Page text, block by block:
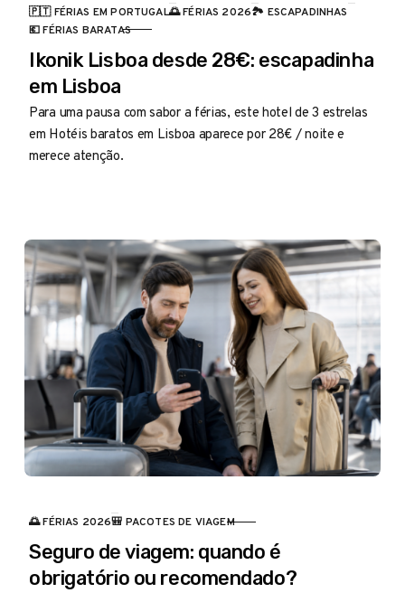
CATEGORIA
🇵🇹 FÉRIAS EM PORTUGAL🌅 FÉRIAS 2026🏞️ ESCAPADINHAS
💶 FÉRIAS BARATAS
Ikonik Lisboa desde 28€: escapadinha
em Lisboa
Para uma pausa com sabor a férias, este hotel de 3 estrelas
em Hotéis baratos em Lisboa aparece por 28€ / noite e
merece atenção.
CATEGORIA
🌅 FÉRIAS 2026🎒 PACOTES DE VIAGEM
Seguro de viagem: quando é
obrigatório ou recomendado?